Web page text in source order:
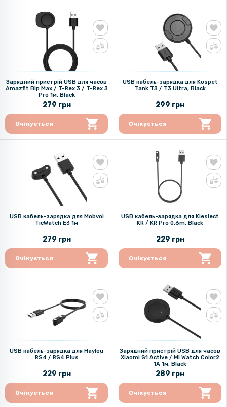
Зарядний пристрій USB для часов
Amazfit Bip Max / T-Rex 3 / T-Rex 3
Pro 1м, Black
279 грн
Очікується
USB кабель-зарядка для Kospet
Tank T3 / T3 Ultra, Black
299 грн
Очікується
USB кабель-зарядка для Mobvoi
TicWatch E3 1м
279 грн
Очікується
USB кабель-зарядка для Kieslect
KR / KR Pro 0.6m, Black
229 грн
Очікується
USB кабель-зарядка для Haylou
RS4 / RS4 Plus
229 грн
Очікується
Зарядний пристрій USB для часов
Xiaomi S1 Active / Mi Watch Color2
1A 1м, Black
289 грн
Очікується